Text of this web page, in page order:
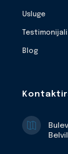
Usluge
Testimonijali
Blog
